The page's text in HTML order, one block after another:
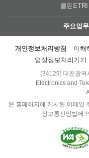
클린ETRI
주요업
개인정보처리방침 이해
영상정보처리기기
(34129) 대전광역
Electronics and
본 홈페이지에 게시된 이메일
정보통신망법에